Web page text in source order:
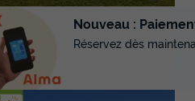
Nouveau :
Réservez dès